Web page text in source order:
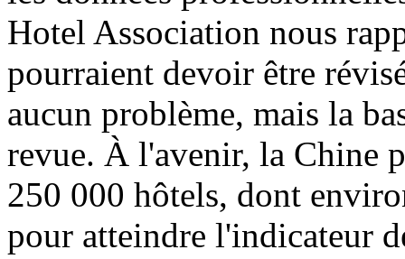
Hotel Association nous
pourraient devoir être
aucun problème, mais la
revue. À l'avenir, la Chine
250 000 hôtels, dont
pour atteindre l'indicateur